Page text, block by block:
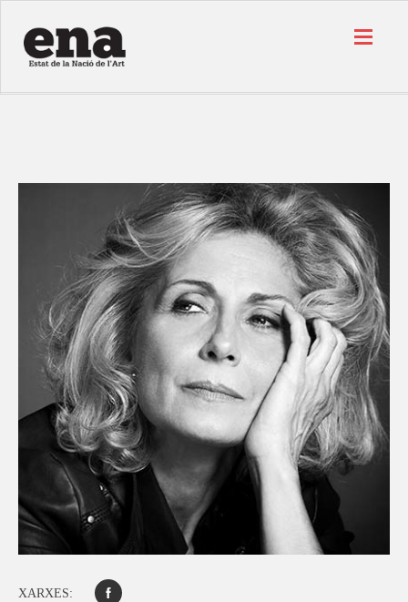
XARXES: